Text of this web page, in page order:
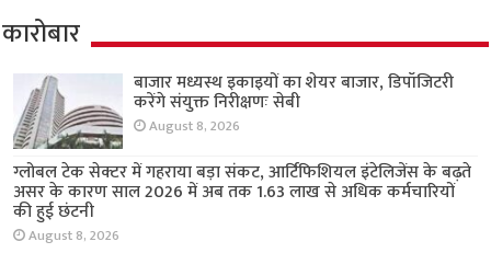
कारोबार
बाजार मध्यस्थ इकाइयों का शेयर बाजार, डिपॉजिटरी
करेंगे संयुक्त निरीक्षणः सेबी
August 8, 2026
ग्लोबल टेक सेक्टर में गहराया बड़ा संकट, आर्टिफिशियल इंटेलिजेंस के बढ़ते
असर के कारण साल 2026 में अब तक 1.63 लाख से अधिक कर्मचारियों
की हुई छंटनी
August 8, 2026